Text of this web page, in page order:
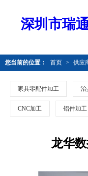
深圳市瑞
您当前的位置： 首页 > 供应
家具零配件加工 治
CNC加工 铝件加工
龙华